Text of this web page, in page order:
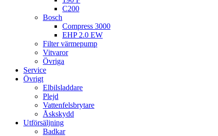
C200
Bosch
Compress 3000
EHP 2.0 EW
Filter värmepump
Vitvaror
Övriga
Service
Övrigt
Elbilsladdare
Plejd
Vattenfelsbrytare
Åskskydd
Utförsäljning
Badkar